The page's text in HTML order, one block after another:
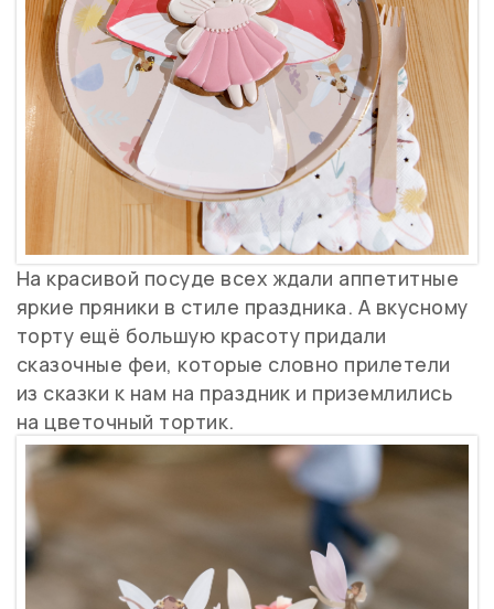
На красивой посуде всех ждали аппетитные
яркие пряники в стиле праздника. А вкусному
торту ещё большую красоту придали
сказочные феи, которые словно прилетели
из сказки к нам на праздник и приземлились
на цветочный тортик.